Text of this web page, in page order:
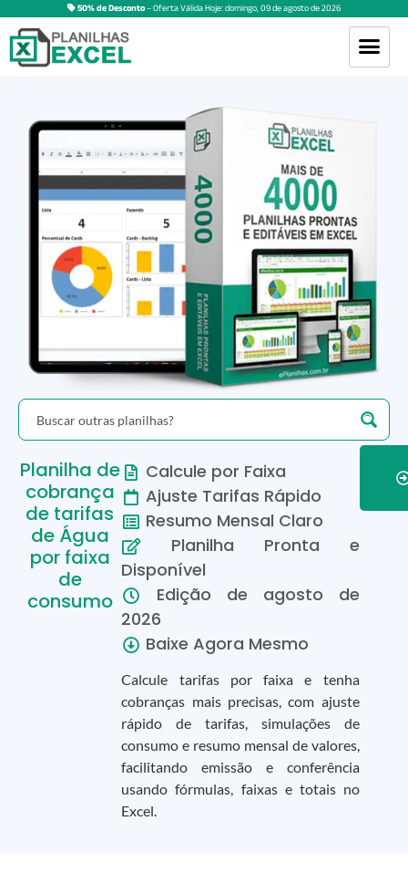
50% de Desconto– Oferta Válida Hoje:domingo,09deagostode2026
Planilha de
cobrança
de tarifas
de Água
por faixa
de
consumo
Calcule por Faixa
Ajuste Tarifas Rápido
Resumo Mensal Claro
Planilha Pronta e
Disponível
Edição de agosto de
2026
Baixe Agora Mesmo
Calcule tarifas por faixa e tenha
cobranças mais precisas, com ajuste
rápido de tarifas, simulações de
consumo e resumo mensal de valores,
facilitando emissão e conferência
usando fórmulas, faixas e totais no
Excel.